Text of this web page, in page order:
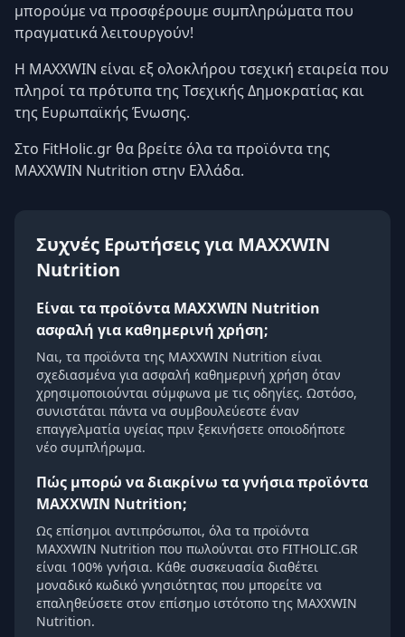
μπορούμε να προσφέρουμε συμπληρώματα που
πραγματικά λειτουργούν!
Η MAXXWIN είναι εξ ολοκλήρου τσεχική εταιρεία που
πληροί τα πρότυπα της Τσεχικής Δημοκρατίας και
της Ευρωπαϊκής Ένωσης.
Στο FitHolic.gr θα βρείτε όλα τα προϊόντα της
MAXXWIN Nutrition στην Ελλάδα.
Συχνές Ερωτήσεις για MAXXWIN
Nutrition
Είναι τα προϊόντα MAXXWIN Nutrition
ασφαλή για καθημερινή χρήση;
Ναι, τα προϊόντα της MAXXWIN Nutrition είναι
σχεδιασμένα για ασφαλή καθημερινή χρήση όταν
χρησιμοποιούνται σύμφωνα με τις οδηγίες. Ωστόσο,
συνιστάται πάντα να συμβουλεύεστε έναν
επαγγελματία υγείας πριν ξεκινήσετε οποιοδήποτε
νέο συμπλήρωμα.
Πώς μπορώ να διακρίνω τα γνήσια προϊόντα
MAXXWIN Nutrition;
Ως επίσημοι αντιπρόσωποι, όλα τα προϊόντα
MAXXWIN Nutrition που πωλούνται στο FITHOLIC.GR
είναι 100% γνήσια. Κάθε συσκευασία διαθέτει
μοναδικό κωδικό γνησιότητας που μπορείτε να
επαληθεύσετε στον επίσημο ιστότοπο της MAXXWIN
Nutrition.